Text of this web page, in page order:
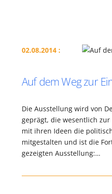
02.08.2014 :
Auf dem Weg zur
Die Ausstellung wird von
geprägt, die wesentlich
mit ihren Ideen die
mitgestalten und ist die
gezeigten Ausstellung:…